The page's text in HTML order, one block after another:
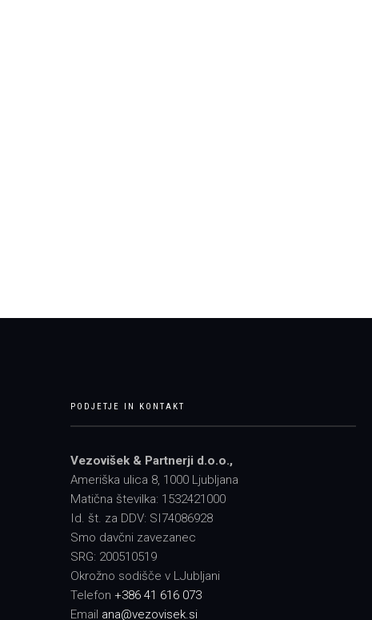
PODJETJE IN KONTAKT
Vezovišek & Partnerji d.o.o.,
Ameriška ulica 8, 1000 Ljubljana
Matična številka: 1532421000
Id. št. za DDV: SI74086928
Smo davčni zavezanec
SRG: 200510519
Okrožno sodišče v LJubljani
Telefon +386 41 616 073
Email ana@vezovisek.si